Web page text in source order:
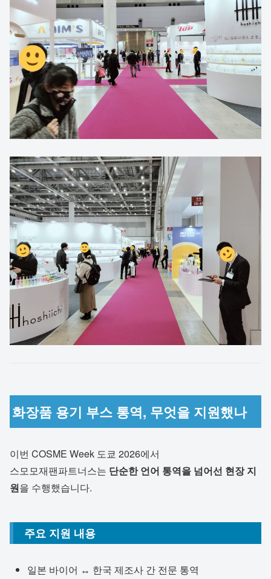
화장품 용기 부스 통역, 무엇을 지원했나
이번 COSME Week 도쿄 2026에서
스모모재팬파트너스는 단순한 언어 통역을 넘어선 현장 지
원을 수행했습니다.
주요 지원 내용
일본 바이어 ↔ 한국 제조사 간 전문 통역